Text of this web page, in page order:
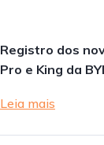
Registro dos
Pro e King da
Leia mais